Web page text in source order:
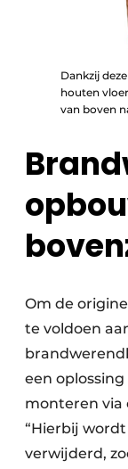
Dankzij
houten
van boven
Om de
te voldoen
een
monteren via
“Hierbij
verwijderd,